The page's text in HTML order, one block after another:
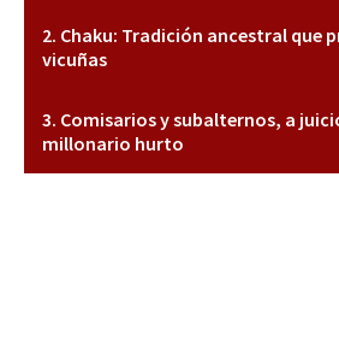
Chaku: Tradición ancestral que
vicuñas
Comisarios y subalternos, a
millonario hurto